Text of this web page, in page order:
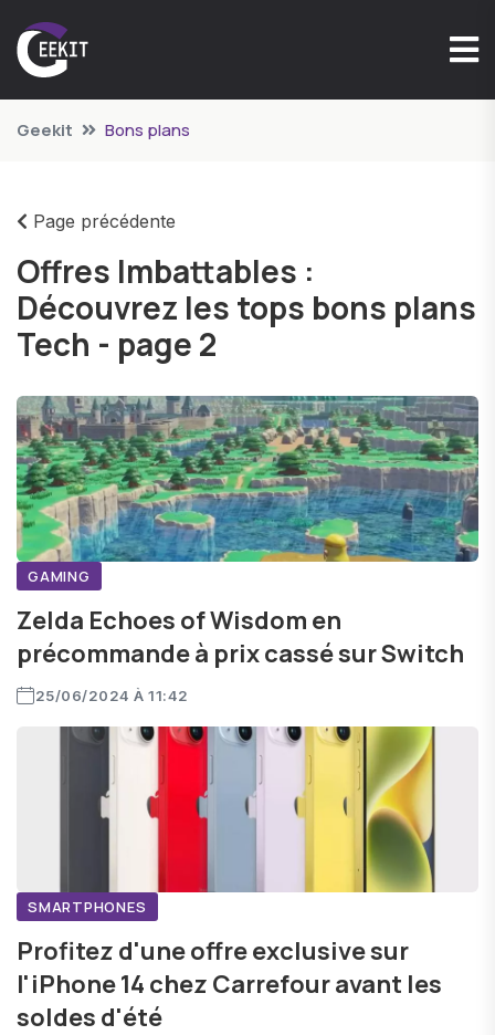
Geekit Bons plans
Page précédente
Offres Imbattables :
Découvrez les tops bons plans
Tech - page 2
GAMING
Zelda Echoes of Wisdom en
précommande à prix cassé sur Switch
25/06/2024 À 11:42
SMARTPHONES
Profitez d'une offre exclusive sur
l'iPhone 14 chez Carrefour avant les
soldes d'été